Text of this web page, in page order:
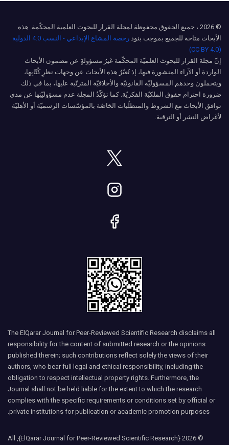
© 2026 ، جميع الحقوق محفوظة لمجلة القرار للبحوث العلمية المحكّمة. هذه
الأبحاث متاحة للجميع بموجب بنود
رخصة المشاع الإبداعي - النسب 4.0 الدولية
(CC BY 4.0)
إنّ مجلة القرار للبحوث العلميّة المحكّمة غيرُ مسؤولةٍ عن مضمون الأبحاث
الواردة أو الآراء المنشورة فيها، إذ تُعبّرُ هذه الأبحاث عن وجهات نظرِ كُتّابِها،
ويتحملون وحدهم المسؤوليّة القانونيّة والأخلاقيّة المترتّبة عليها، بما في ذلك
ضرورة احترام حقوق الملكيّة الفكريّة. كما تؤكّدُ المجلة عدم مسؤوليّتِها عن مدى
توافق الأبحاث مع الشروط والمتطلّبات الخاصّة بالمؤسّسات الرسميّة أو الأهليّة
لأغراض النشر أو الترقية.
The ElQarar Journal for Peer-Reviewed Scientific Research disclaims all
responsibility for the content of submitted research or the opinions
published therein; such contributions reflect solely the views of their
authors, who bear full legal and ethical responsibility, including the
obligation to respect intellectual property rights. Furthermore, the
Journal shall not be held liable for the extent to which the research
complies with the specific requirements or conditions set by official or
private institutions for publication or academic promotion purposes.
© 2026 {ElQarar Journal for Peer-Reviewed Scientific Research}, All